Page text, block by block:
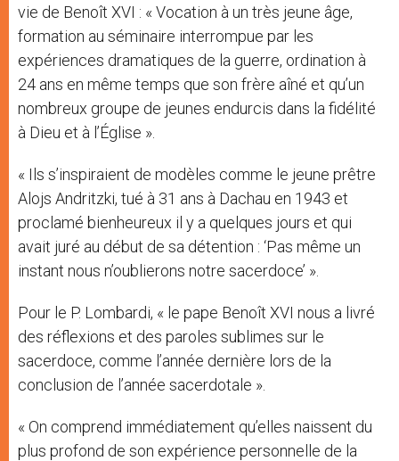
vie de Benoît XVI : « Vocation à un très jeune âge,
formation au séminaire interrompue par les
expériences dramatiques de la guerre, ordination à
24 ans en même temps que son frère aîné et qu’un
nombreux groupe de jeunes endurcis dans la fidélité
à Dieu et à l’Église ».
« Ils s’inspiraient de modèles comme le jeune prêtre
Alojs Andritzki, tué à 31 ans à Dachau en 1943 et
proclamé bienheureux il y a quelques jours et qui
avait juré au début de sa détention : ‘Pas même un
instant nous n’oublierons notre sacerdoce’ ».
Pour le P. Lombardi, « le pape Benoît XVI nous a livré
des réflexions et des paroles sublimes sur le
sacerdoce, comme l’année dernière lors de la
conclusion de l’année sacerdotale ».
« On comprend immédiatement qu’elles naissent du
plus profond de son expérience personnelle de la